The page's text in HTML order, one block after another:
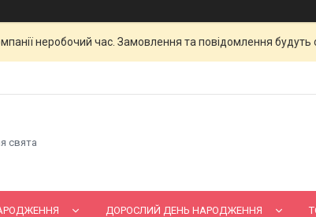
неробочий час. Замовлення та повідомлення
свята
ДОРОСЛИЙ ДЕНЬ НАРОДЖЕННЯ